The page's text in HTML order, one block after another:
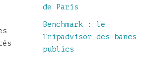
de Paris
Benchmark : le
Tripadvisor des bancs
publics